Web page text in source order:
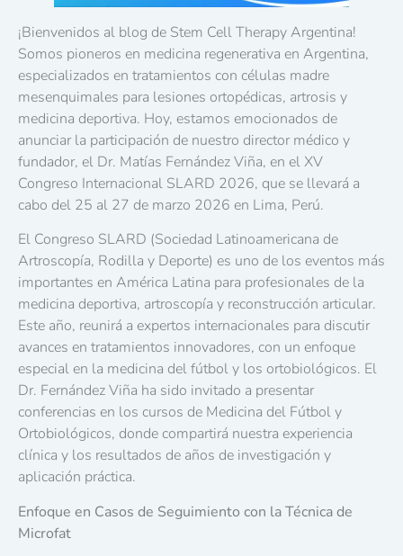
¡Bienvenidos al blog de Stem Cell Therapy Argentina!
Somos pioneros en medicina regenerativa en Argentina,
especializados en tratamientos con células madre
mesenquimales para lesiones ortopédicas, artrosis y
medicina deportiva. Hoy, estamos emocionados de
anunciar la participación de nuestro director médico y
fundador, el Dr. Matías Fernández Viña, en el XV
Congreso Internacional SLARD 2026, que se llevará a
cabo del 25 al 27 de marzo 2026 en Lima, Perú.
El Congreso SLARD (Sociedad Latinoamericana de
Artroscopía, Rodilla y Deporte) es uno de los eventos más
importantes en América Latina para profesionales de la
medicina deportiva, artroscopía y reconstrucción articular.
Este año, reunirá a expertos internacionales para discutir
avances en tratamientos innovadores, con un enfoque
especial en la medicina del fútbol y los ortobiológicos. El
Dr. Fernández Viña ha sido invitado a presentar
conferencias en los cursos de Medicina del Fútbol y
Ortobiológicos, donde compartirá nuestra experiencia
clínica y los resultados de años de investigación y
aplicación práctica.
Enfoque en Casos de Seguimiento con la Técnica de
Microfat